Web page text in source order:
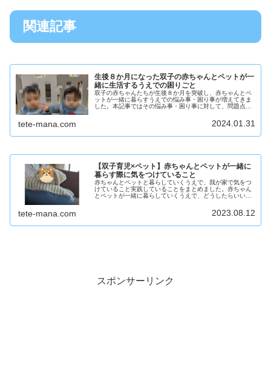
関連記事
生後８か月になった双子の赤ちゃんとペットが一
緒に生活するうえでの困りごと
双子の赤ちゃんたちが生後８か月を突破し、赤ちゃんとペ
ットが一緒に暮らすうえでの悩み事・困り事が増えてきま
した。本記事ではその悩み事・困り事に対して、問題点と
は犬であり、犬種は「４歳児のマルチーズ♂」です。
tete-mana.com 2024.01.31
【双子育児×ペット】赤ちゃんとペットが一緒に
暮らす際に気をつけていること
赤ちゃんとペットと暮らしていくうえで、我が家で気をつ
けていること実践していることをまとめました。赤ちゃん
とペットが一緒に暮らしていくうえで、どうしたらいいん
tete-mana.com 2023.08.12
スポンサーリンク